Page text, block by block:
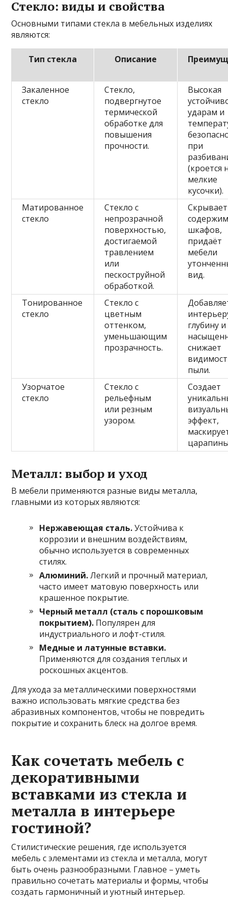
Стекло: виды и свойства
Основными типами стекла в мебельных изделиях
являются:
Тип стекла Описание
Закаленное
стекло
Стекло,
подвергнутое
термической
обработке для
повышения
прочности.
Высокая
ударам и
при
(кроется
мелкие
кусочки).
Матированное
стекло
Стекло с
непрозрачной
поверхностью,
достигаемой
травлением
или
пескоструйной
обработкой.
Скрывает
шкафов,
придаёт
мебели
вид.
Тонированное
стекло
Стекло с
цветным
оттенком,
уменьшающим
прозрачность.
глубину и
снижает
пыли.
Узорчатое
стекло
Стекло с
рельефным
или резным
узором.
Создает
эффект,
Металл: выбор и уход
В мебели применяются разные виды металла,
главными из которых являются:
Нержавеющая сталь.Устойчива к
коррозии и внешним воздействиям,
обычно используется в современных
стилях.
Алюминий.Легкий и прочный материал,
часто имеет матовую поверхность или
крашенное покрытие.
Черный металл (сталь с порошковым
покрытием). Популярен для
индустриального и лофт-стиля.
Медные и латунные вставки.
Применяются для создания теплых и
роскошных акцентов.
Для ухода за металлическими поверхностями
важно использовать мягкие средства без
абразивных компонентов, чтобы не повредить
покрытие и сохранить блеск на долгое время.
Как сочетать мебель с
декоративными
вставками из стекла и
металла в интерьере
гостиной?
Стилистические решения, где используется
мебель с элементами из стекла и металла, могут
быть очень разнообразными. Главное – уметь
правильно сочетать материалы и формы, чтобы
создать гармоничный и уютный интерьер.